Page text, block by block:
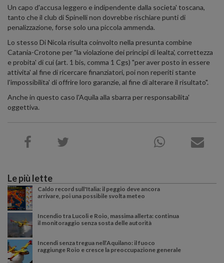
Un capo d'accusa leggero e indipendente dalla societa' toscana,
tanto che il club di Spinelli non dovrebbe rischiare punti di
penalizzazione, forse solo una piccola ammenda.
Lo stesso Di Nicola risulta coinvolto nella presunta combine
Catania-Crotone per "la violazione dei principi di lealta', correttezza
e probita' di cui (art. 1 bis, comma 1 Cgs) "per aver posto in essere
attivita' al fine di ricercare finanziatori, poi non reperiti stante
l'impossibilita' di offrire loro garanzie, al fine di alterare il risultato".
Anche in questo caso l'Aquila alla sbarra per responsabilita'
oggettiva.
Le più lette
Caldo record sull'Italia: il peggio deve ancora
arrivare, poi una possibile svolta meteo
Incendio tra Lucoli e Roio, massima allerta: continua
il monitoraggio senza sosta delle autorità
Incendi senza tregua nell’Aquilano: il fuoco
raggiunge Roio e cresce la preoccupazione generale